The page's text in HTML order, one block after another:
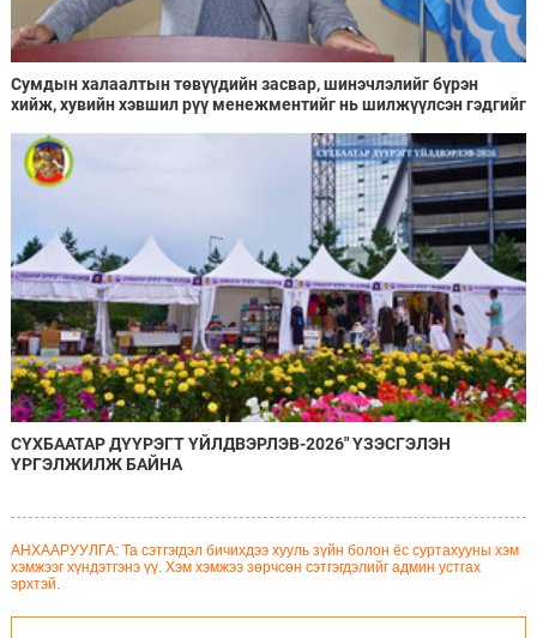
Сумдын халаалтын төвүүдийн засвар, шинэчлэлийг бүрэн
хийж, хувийн хэвшил рүү менежментийг нь шилжүүлсэн гэдгийг
СҮХБААТАР ДҮҮРЭГТ ҮЙЛДВЭРЛЭВ-2026" ҮЗЭСГЭЛЭН
ҮРГЭЛЖИЛЖ БАЙНА
АНХААРУУЛГА: Та сэтгэгдэл бичихдээ хууль зүйн болон ёс суртахууны хэм
хэмжээг хүндэтгэнэ үү. Хэм хэмжээ зөрчсөн сэтгэгдэлийг админ устгах
эрхтэй.